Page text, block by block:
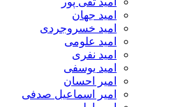
امید جهان
امید خسروجردی
امید علومی
امید نفری
امید یوسفی
امیر احسان
امیر اسماعیل صدفی